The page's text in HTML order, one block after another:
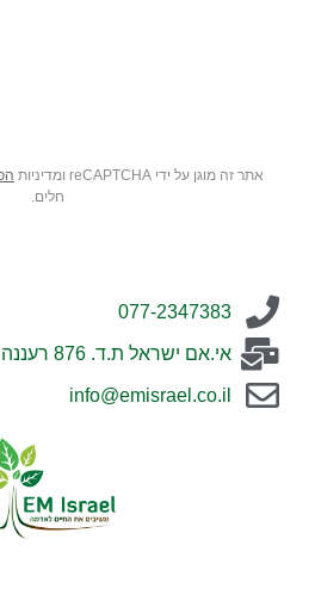
אתר זה מוגן על ידי reCAPTCHA ומדיניות
חלים.
077-2347383
אי.אם ישראל ת.ד. 876 רעננה 4310800
info@emisrael.co.il